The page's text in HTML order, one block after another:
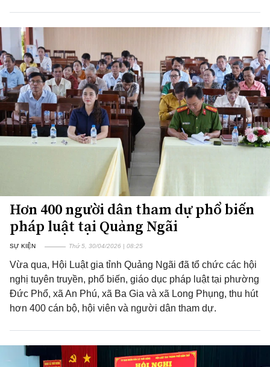
Hơn 400 người dân tham dự phổ biến
pháp luật tại Quảng Ngãi
SỰ KIỆN Thứ 5, 30/04/2026 | 08:25
Vừa qua, Hội Luật gia tỉnh Quảng Ngãi đã tổ chức các hội
nghị tuyên truyền, phổ biến, giáo dục pháp luật tại phường
Đức Phổ, xã An Phú, xã Ba Gia và xã Long Phụng, thu hút
hơn 400 cán bộ, hội viên và người dân tham dự.